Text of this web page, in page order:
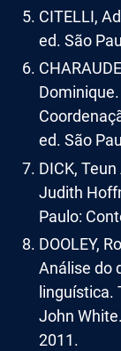
CITELLI,
ed. São
ed. São
DICK,
Judith
Paulo:
DOOLEY,
Análise do
linguística.
John
2011.